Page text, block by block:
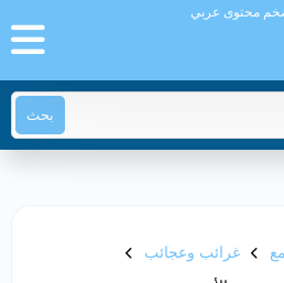
محتوى عربي
بحث
غرائب وعجائب